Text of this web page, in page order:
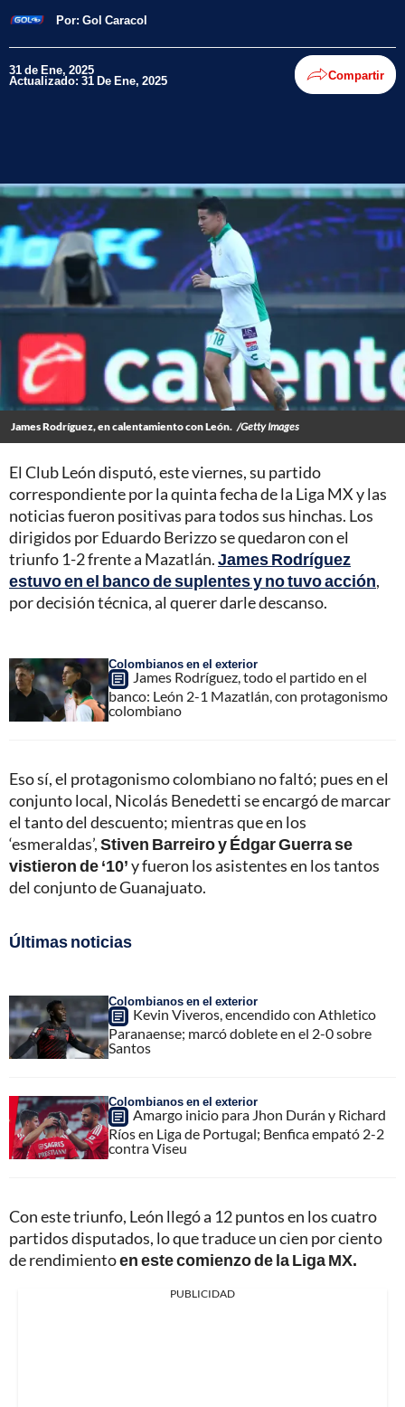
Por: Gol Caracol
31 de Ene, 2025
Actualizado: 31 De Ene, 2025 Compartir
James Rodríguez, en calentamiento con León. /Getty Images
El Club León disputó, este viernes, su partido
correspondiente por la quinta fecha de la Liga MX y las
noticias fueron positivas para todos sus hinchas. Los
dirigidos por Eduardo Berizzo se quedaron con el
triunfo 1-2 frente a Mazatlán.James Rodríguez
estuvo en el banco de suplentes y no tuvo acción,
por decisión técnica, al querer darle descanso.
Colombianos en el exterior
James Rodríguez, todo el partido en el
banco: León 2-1 Mazatlán, con protagonismo
colombiano
Eso sí, el protagonismo colombiano no faltó; pues en el
conjunto local, Nicolás Benedetti se encargó de marcar
el tanto del descuento; mientras que en los
‘esmeraldas’,Stiven Barreiro y Édgar Guerra se
vistieron de ‘10’y fueron los asistentes en los tantos
del conjunto de Guanajuato.
Últimas noticias
Colombianos en el exterior
Kevin Viveros, encendido con Athletico
Paranaense; marcó doblete en el 2-0 sobre
Santos
Colombianos en el exterior
Amargo inicio para Jhon Durán y Richard
Ríos en Liga de Portugal; Benfica empató 2-2
contra Viseu
Con este triunfo, León llegó a 12 puntos en los cuatro
partidos disputados, lo que traduce un cien por ciento
de rendimientoen este comienzo de la Liga MX.
PUBLICIDAD